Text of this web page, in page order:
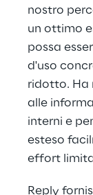
nostro
un ottimo
possa
d'uso
ridotto. Ha
alle
interni e
esteso
effort
Reply